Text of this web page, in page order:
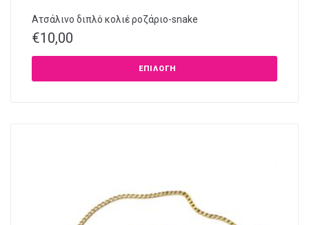
Ατσάλινο διπλό κολιέ ροζάριο-snake
€10,00
ΕΠΙΛΟΓΉ